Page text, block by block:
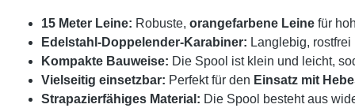
15 Meter Leine: Robuste, orangefarbene Leine für
Edelstahl-Doppelender-Karabiner: Langlebig,
Kompakte Bauweise: Die Spool ist klein und leicht,
Vielseitig einsetzbar: Perfekt für den Einsatz mit
Strapazierfähiges Material: Die Spool besteht aus